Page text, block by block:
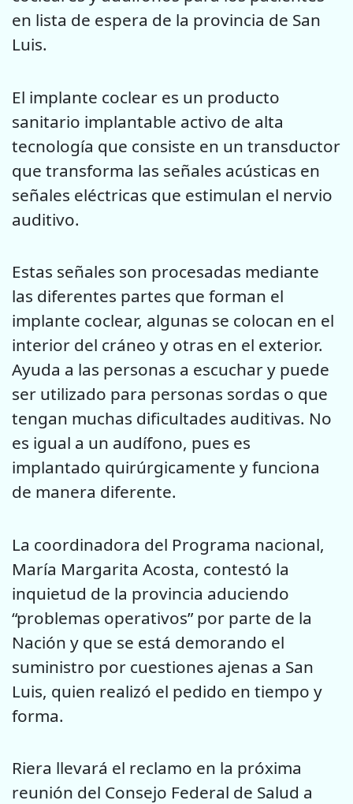
en lista de espera de la provincia de San
Luis.
El implante coclear es un producto
sanitario implantable activo de alta
tecnología que consiste en un transductor
que transforma las señales acústicas en
señales eléctricas que estimulan el nervio
auditivo.
Estas señales son procesadas mediante
las diferentes partes que forman el
implante coclear, algunas se colocan en el
interior del cráneo y otras en el exterior.
Ayuda a las personas a escuchar y puede
ser utilizado para personas sordas o que
tengan muchas dificultades auditivas. No
es igual a un audífono, pues es
implantado quirúrgicamente y funciona
de manera diferente.
La coordinadora del Programa nacional,
María Margarita Acosta, contestó la
inquietud de la provincia aduciendo
“problemas operativos” por parte de la
Nación y que se está demorando el
suministro por cuestiones ajenas a San
Luis, quien realizó el pedido en tiempo y
forma.
Riera llevará el reclamo en la próxima
reunión del Consejo Federal de Salud a